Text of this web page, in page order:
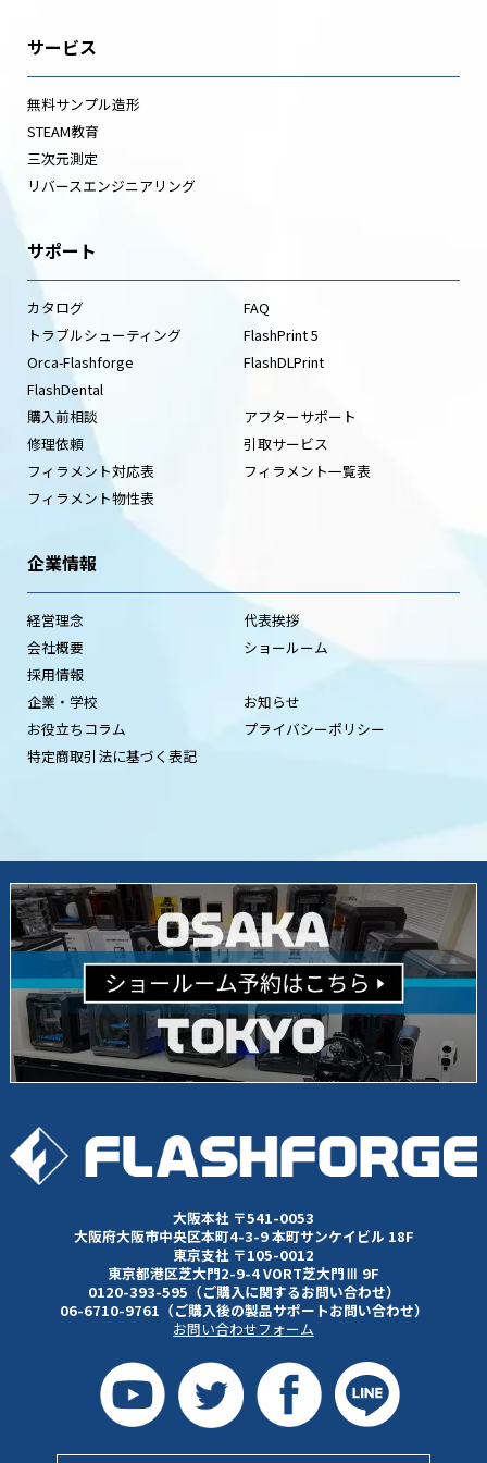
サービス
無料サンプル造形
STEAM教育
三次元測定
リバースエンジニアリング
サポート
カタログ
FAQ
トラブルシューティング
FlashPrint 5
Orca-Flashforge
FlashDLPrint
FlashDental
購入前相談
アフターサポート
修理依頼
引取サービス
フィラメント対応表
フィラメント一覧表
フィラメント物性表
企業情報
経営理念
代表挨拶
会社概要
ショールーム
採用情報
企業・学校
お知らせ
お役立ちコラム
プライバシーポリシー
特定商取引法に基づく表記
大阪本社 〒541-0053
大阪府大阪市中央区本町4-3-9 本町サンケイビル 18F
東京支社 〒105-0012
東京都港区芝大門2-9-4 VORT芝大門Ⅲ 9F
0120-393-595（ご購入に関するお問い合わせ）
06-6710-9761（ご購入後の製品サポートお問い合わせ）
お問い合わせフォーム